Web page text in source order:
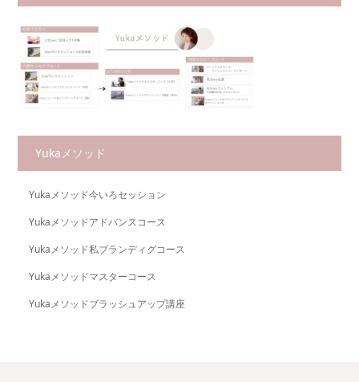
Yukaメソッド
Yukaメソッド今いろセッション
Yukaメソッドアドバンスコース
Yukaメソッド私ブランディグコース
Yukaメソッドマスターコース
Yukaメソッドブラッシュアップ講座